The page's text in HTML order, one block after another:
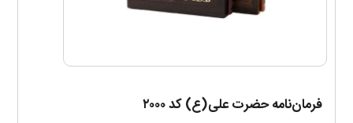
فرمان‌نامه حضرت علی(ع) کد ۲۰۰۰